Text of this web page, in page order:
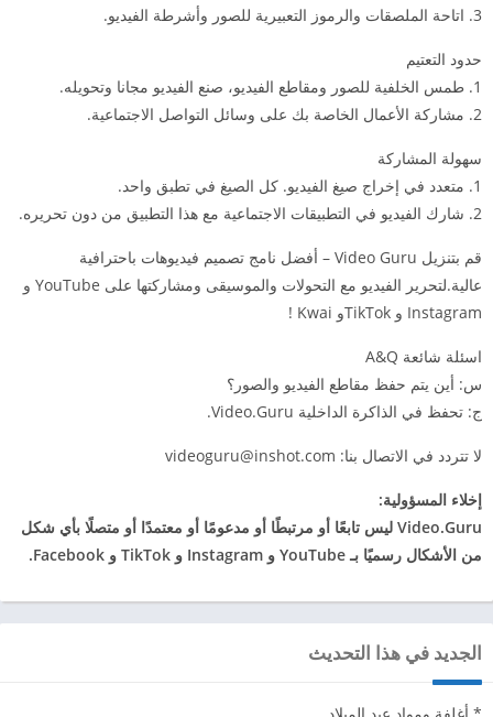
3. اتاحة الملصقات والرموز التعبيرية للصور وأشرطة الفيديو.
حدود التعتيم
1. طمس الخلفية للصور ومقاطع الفيديو، صنع الفيديو مجانا وتحويله.
2. مشاركة الأعمال الخاصة بك على وسائل التواصل الاجتماعية.
سهولة المشاركة
1. متعدد في إخراج صيغ الفيديو. كل الصيغ في تطبق واحد.
2. شارك الفيديو في التطبيقات الاجتماعية مع هذا التطبيق من دون تحريره.
قم بتنزيل Video Guru – أفضل نامج تصميم فيديوهات باحترافية
عالية.لتحرير الفيديو مع التحولات والموسيقى ومشاركتها على YouTube و
Instagram و TikTokو Kwai !
اسئلة شائعة A&Q
س: أين يتم حفظ مقاطع الفيديو والصور؟
ج: تحفظ في الذاكرة الداخلية Video.Guru.
لا تتردد في الاتصال بنا: videoguru@inshot.com
إخلاء المسؤولية:
Video.Guru ليس تابعًا أو مرتبطًا أو مدعومًا أو معتمدًا أو متصلًا بأي شكل
من الأشكال رسميًا بـ YouTube و Instagram و TikTok و Facebook.
الجديد في هذا التحديث